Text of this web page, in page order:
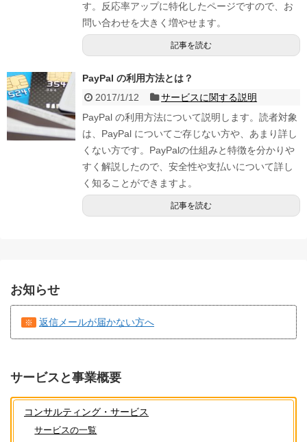
す。反応率アップに特化したページですので、お
問い合わせを大きく増やせます。
記事を読む
PayPal の利用方法とは？
2017/1/12
サービスに関する説明
PayPal の利用方法について説明します。読者対象
は、PayPal についてご存じない方や、あまり詳し
くない方です。PayPalの仕組みと特徴を分かりや
すく解説したので、安全性や支払いについて詳し
く知ることができますよ。
記事を読む
お知らせ
※ 返信メールが届かない方へ
サービスと事業概要
コンサルティング・サービス
サービスの一覧